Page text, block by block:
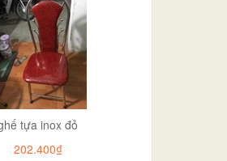
tựa inox đỏ
202.400₫